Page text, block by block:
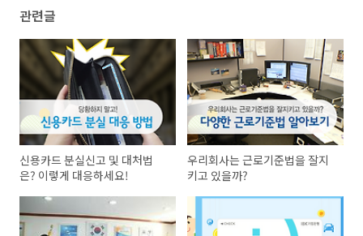
관련글
신용카드 분실신고 및 대처법
은? 이렇게 대응하세요!
우리회사는 근로기준법을 잘지
키고 있을까?